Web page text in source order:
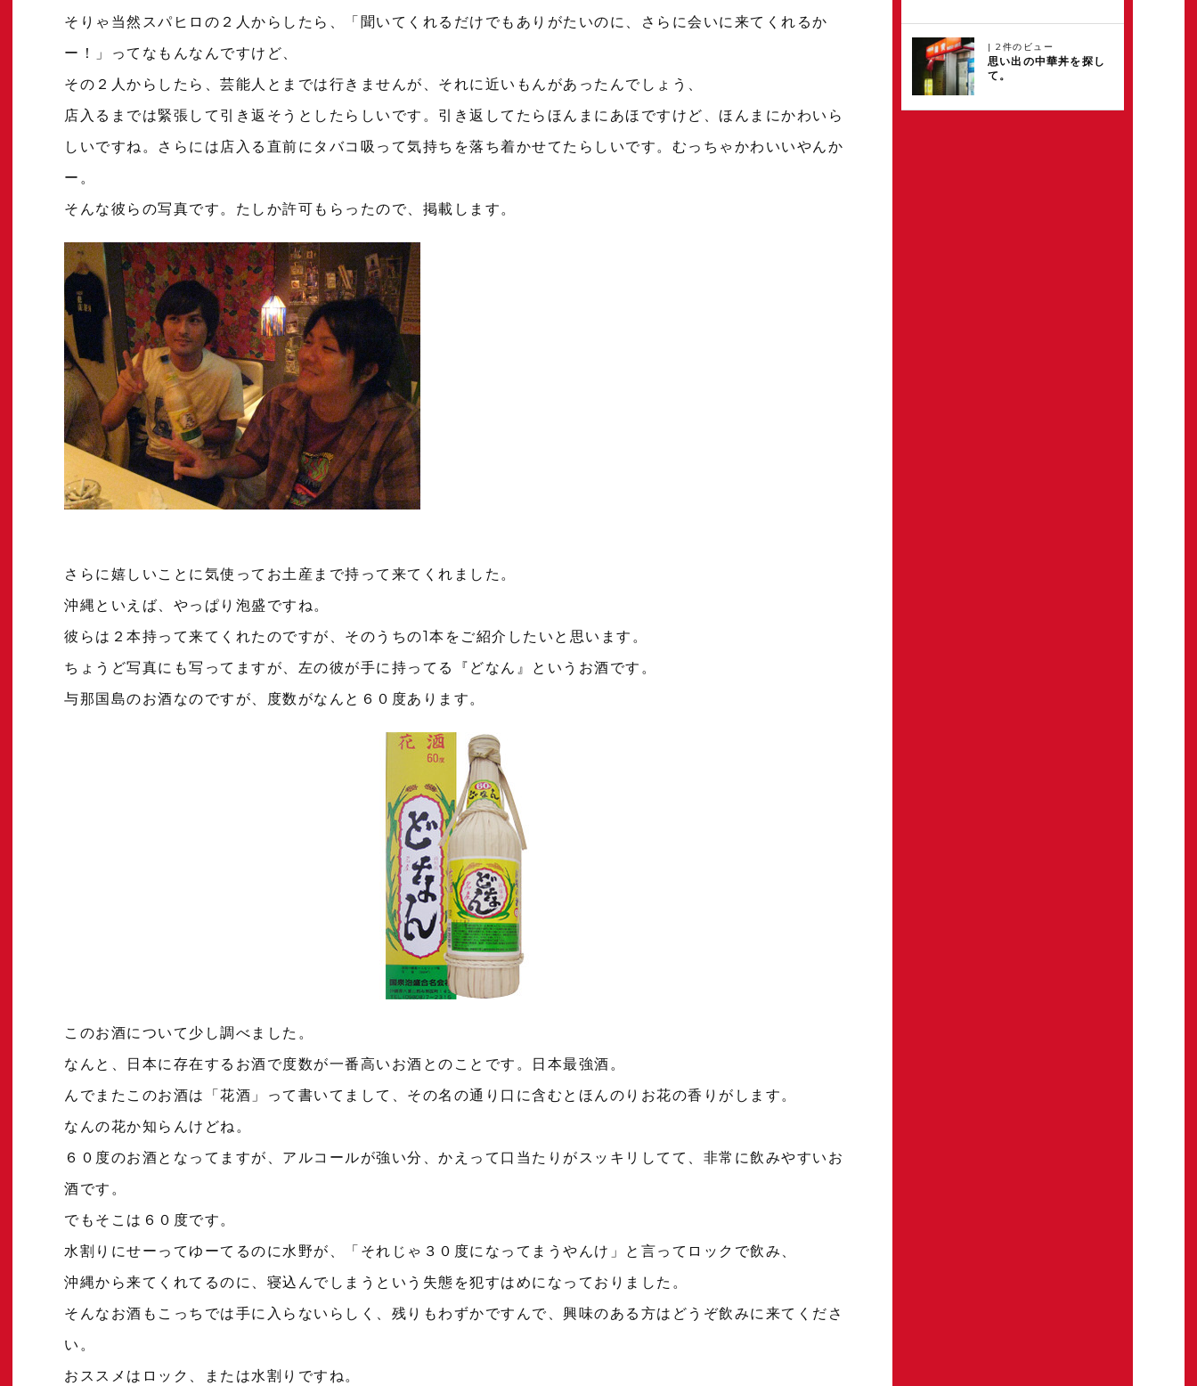
そりゃ当然スパヒロの２人からしたら、「聞いてくれるだけでもありがたいのに、さらに会いに来てくれるか
ー！」ってなもんなんですけど、
その２人からしたら、芸能人とまでは行きませんが、それに近いもんがあったんでしょう、
店入るまでは緊張して引き返そうとしたらしいです。引き返してたらほんまにあほですけど、ほんまにかわいら
しいですね。さらには店入る直前にタバコ吸って気持ちを落ち着かせてたらしいです。むっちゃかわいいやんか
ー。
そんな彼らの写真です。たしか許可もらったので、掲載します。
さらに嬉しいことに気使ってお土産まで持って来てくれました。
沖縄といえば、やっぱり泡盛ですね。
彼らは２本持って来てくれたのですが、そのうちの1本をご紹介したいと思います。
ちょうど写真にも写ってますが、左の彼が手に持ってる『どなん』というお酒です。
与那国島のお酒なのですが、度数がなんと６０度あります。
このお酒について少し調べました。
なんと、日本に存在するお酒で度数が一番高いお酒とのことです。日本最強酒。
んでまたこのお酒は「花酒」って書いてまして、その名の通り口に含むとほんのりお花の香りがします。
なんの花か知らんけどね。
６０度のお酒となってますが、アルコールが強い分、かえって口当たりがスッキリしてて、非常に飲みやすいお
酒です。
でもそこは６０度です。
水割りにせーってゆーてるのに水野が、「それじゃ３０度になってまうやんけ」と言ってロックで飲み、
沖縄から来てくれてるのに、寝込んでしまうという失態を犯すはめになっておりました。
そんなお酒もこっちでは手に入らないらしく、残りもわずかですんで、興味のある方はどうぞ飲みに来てくださ
い。
おススメはロック、または水割りですね。
| 2件のビュー
思い出の中華丼を探し
て。